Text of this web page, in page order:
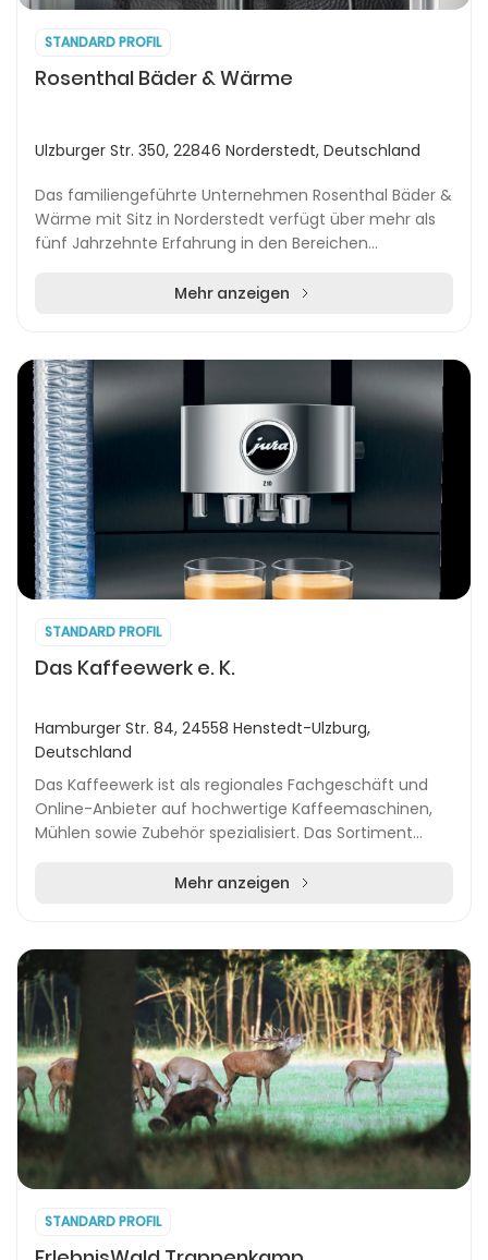
STANDARD PROFIL
Rosenthal Bäder & Wärme
Ulzburger Str. 350, 22846 Norderstedt, Deutschland
Das familiengeführte Unternehmen Rosenthal Bäder &
Wärme mit Sitz in Norderstedt verfügt über mehr als
fünf Jahrzehnte Erfahrung in den Bereichen
Mehr anzeigen
STANDARD PROFIL
Das Kaffeewerk e. K.
Hamburger Str. 84, 24558 Henstedt-Ulzburg,
Deutschland
Das Kaffeewerk ist als regionales Fachgeschäft und
Online-Anbieter auf hochwertige Kaffeemaschinen,
Mühlen sowie Zubehör spezialisiert. Das Sortiment
Mehr anzeigen
STANDARD PROFIL